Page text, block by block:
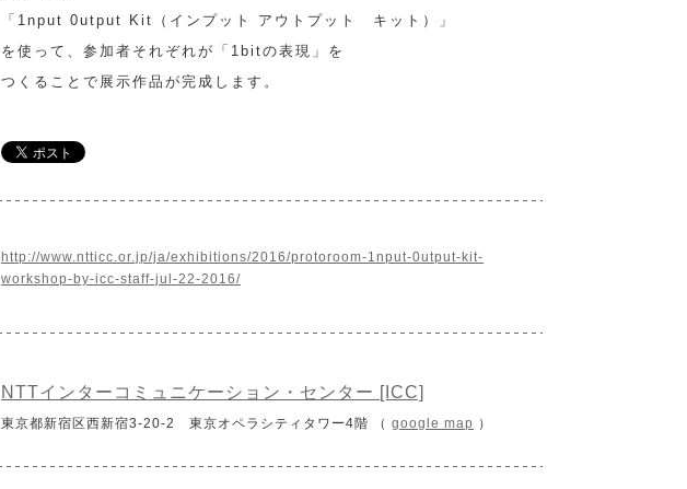
「1nput 0utput Kit（インプット アウトプット キット）」
を使って、参加者それぞれが「1bitの表現」を
つくることで展示作品が完成します。
http://www.ntticc.or.jp/ja/exhibitions/2016/protoroom-1nput-0utput-kit-
workshop-by-icc-staff-jul-22-2016/
NTTインターコミュニケーション・センター [ICC]
東京都新宿区西新宿3-20-2 東京オペラシティタワー4階 （ google map ）